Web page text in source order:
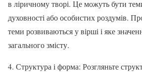
в ліричному творі. Це можуть бути
духовності або особистих роздумів.
теми розвиваються у вірші і яке
загального змісту.
4. Структура і форма: Розгляньте